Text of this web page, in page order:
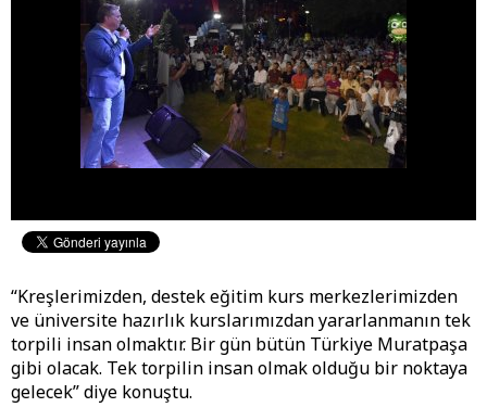
“Kreşlerimizden, destek eğitim kurs merkezlerimizden
ve üniversite hazırlık kurslarımızdan yararlanmanın tek
torpili insan olmaktır. Bir gün bütün Türkiye Muratpaşa
gibi olacak. Tek torpilin insan olmak olduğu bir noktaya
gelecek” diye konuştu.